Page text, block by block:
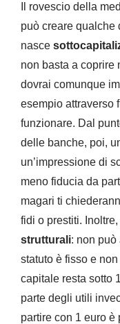
Il rovescio della
può creare qualche
nasce
non basta a coprire
dovrai comunque
esempio attraverso
funzionare. Dal
delle banche, poi,
un’impressione di
meno fiducia da
magari ti
fidi o prestiti.
strutturali: non
statuto è fisso e
capitale resta sotto
parte degli utili
partire con 1 euro